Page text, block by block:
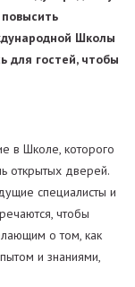
Школы
для гостей, чтобы
в Школе, которого
открытых дверей.
специалисты и
чтобы
о том, как
и знаниями,